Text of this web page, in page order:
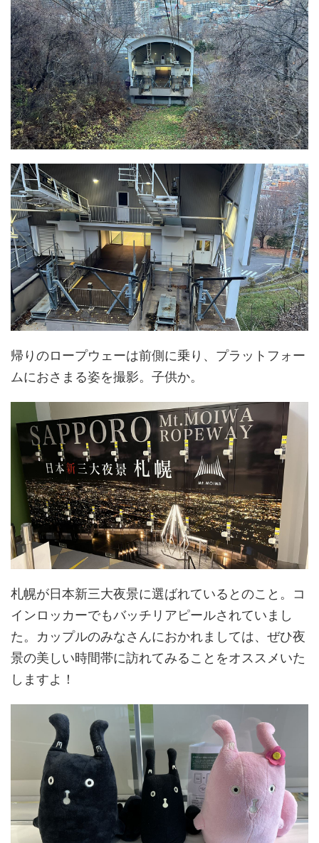
帰りのロープウェーは前側に乗り、プラットフォー
ムにおさまる姿を撮影。子供か。
札幌が日本新三大夜景に選ばれているとのこと。コ
インロッカーでもバッチリアピールされていまし
た。カップルのみなさんにおかれましては、ぜひ夜
景の美しい時間帯に訪れてみることをオススメいた
しますよ！